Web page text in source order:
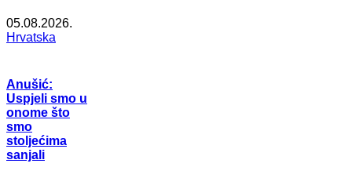
05.08.2026.
Hrvatska
Anušić:
Uspjeli smo u
onome što
smo
stoljećima
sanjali